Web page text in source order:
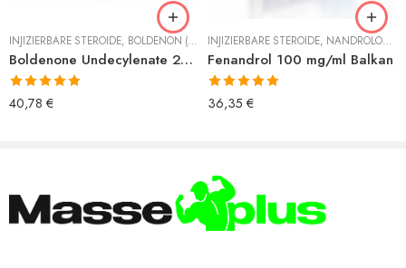
INJIZIERBARE STEROIDE, BOLDENON (EQUIPOISE)
Boldenone Undecylenate 250 mg/ml Hilma
Bewertet mit
5.00von 5
40,78 €
INJIZIERBARE STEROIDE, NANDROLON
Fenandrol 100 mg/ml Balkan
Bewertet mit
5.00von 5
36,35 €